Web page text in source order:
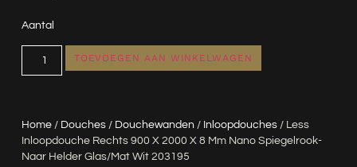
Home/ Douches/ Douchewanden / Inloopdouches/ Less
Inloopdouche Rechts 900 X 2000 X 8 Mm Nano Spiegelrook-
Naar Helder Glas/mat Wit 203195
Aantal
TOEVOEGEN AAN WINKELWAGEN